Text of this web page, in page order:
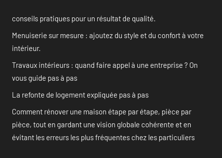
conseils pratiques pour un résultat de qualité.
Menuiserie sur mesure : ajoutez du style et du confort à votre
intérieur.
Travaux intérieurs : quand faire appel à une entreprise ? On
vous guide pas à pas
La refonte de logement expliquée pas à pas
Comment rénover une maison étape par étape, pièce par
pièce, tout en gardant une vision globale cohérente et en
évitant les erreurs les plus fréquentes chez les particuliers